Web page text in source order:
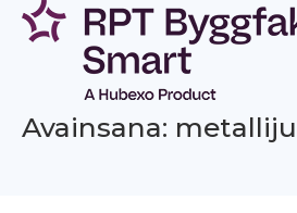
Siirry
sisältöön
Avainsana: